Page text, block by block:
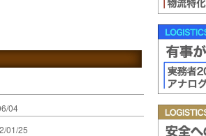
04
01/25